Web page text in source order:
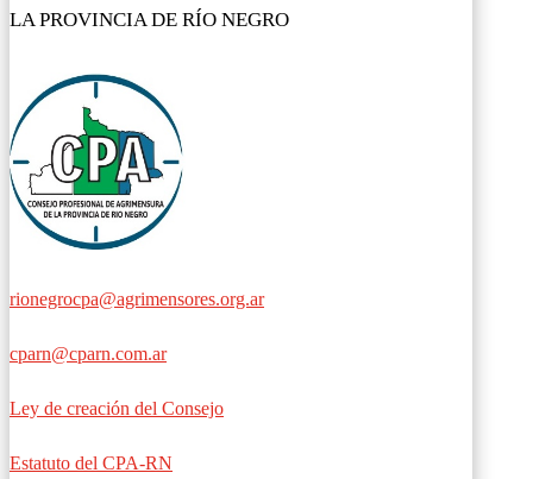
LA PROVINCIA DE RÍO NEGRO
rionegrocpa@agrimensores.org.ar
cparn@cparn.com.ar
Ley de creación del Consejo
Estatuto del CPA-RN